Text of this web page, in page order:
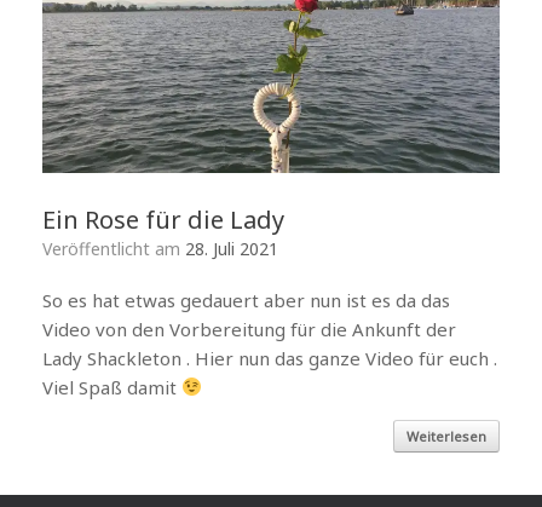
Ein Rose für die Lady
Veröffentlicht am 28. Juli 2021
So es hat etwas gedauert aber nun ist es da das
Video von den Vorbereitung für die Ankunft der
Lady Shackleton . Hier nun das ganze Video für euch .
Viel Spaß damit
Weiterlesen